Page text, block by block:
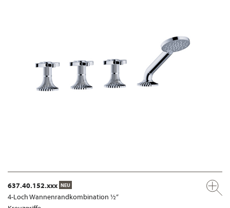
637.40.152.xxx NEU
4-Loch Wannenrandkombination ½“